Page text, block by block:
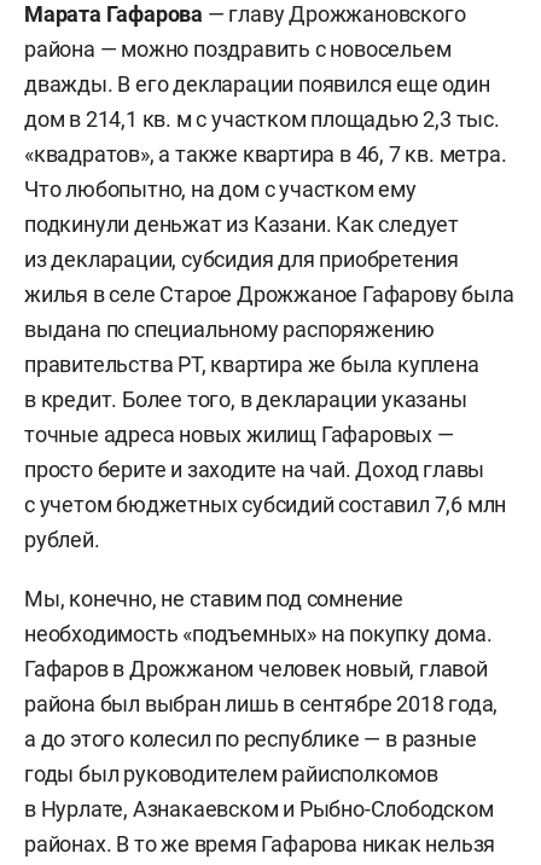
Марата Гафарова — главу Дрожжановского
района — можно поздравить с новосельем
дважды. В его декларации появился еще один
дом в 214,1 кв. м с участком площадью 2,3 тыс.
«квадратов», а также квартира в 46, 7 кв. метра.
Что любопытно, на дом с участком ему
подкинули деньжат из Казани. Как следует
из декларации, субсидия для приобретения
жилья в селе Старое Дрожжаное Гафарову была
выдана по специальному распоряжению
правительства РТ, квартира же была куплена
в кредит. Более того, в декларации указаны
точные адреса новых жилищ Гафаровых —
просто берите и заходите на чай. Доход главы
с учетом бюджетных субсидий составил 7,6 млн
рублей.
Мы, конечно, не ставим под сомнение
необходимость «подъемных» на покупку дома.
Гафаров в Дрожжаном человек новый, главой
района был выбран лишь в сентябре 2018 года,
а до этого колесил по республике — в разные
годы был руководителем райисполкомов
в Нурлате, Азнакаевском и Рыбно-Слободском
районах. В то же время Гафарова никак нельзя